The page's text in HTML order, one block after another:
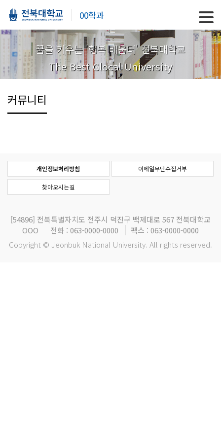
00학과
꿈을 키우는 '행복 배움터' 전북대학교
The Best Glocal University
커뮤니티
개인정보처리방침 이메일무단수집거부
찾아오시는길
[54896] 전북특별자치도 전주시 덕진구 백제대로 567 전북대학교
OOO
전화 : 063-0000-0000
팩스 : 063-0000-0000
Copyright © Jeonbuk National University. All rights reserved.